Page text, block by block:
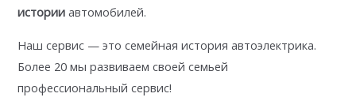
историиавтомобилей.
Наш сервис — это семейная история автоэлектрика.
Более 20 мы развиваем своей семьей
профессиональный сервис!